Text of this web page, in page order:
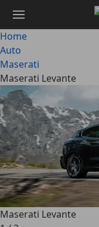
contenuto
principale
Home
Auto
Maserati
Maserati Levante
Maserati Levante